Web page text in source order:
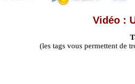
Vidéo :
(les tags vous permettent de